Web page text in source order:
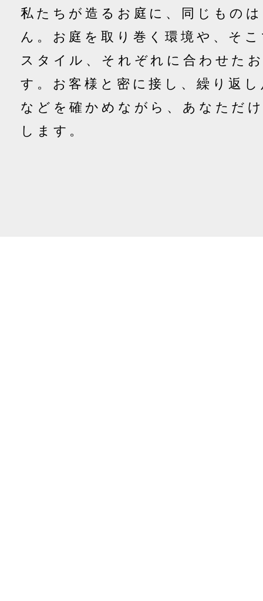
私たちが造るお庭に、同じもの
ん。 お庭を取り巻く環境や、そ
スタイル、それぞれに合わせた
す。 お客様と密に接し、繰り返
などを確かめながら、あなただ
します。